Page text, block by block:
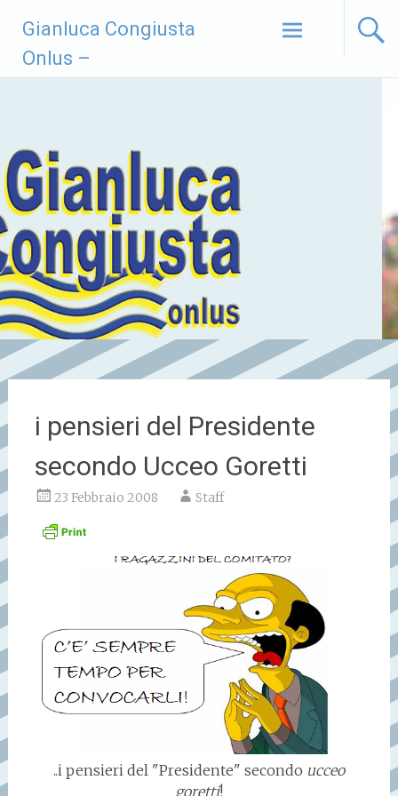
contenuto
Gianluca Congiusta
Onlus –
i pensieri del Presidente
secondo Ucceo Goretti
23 Febbraio 2008 Staff
..i pensieri del "Presidente" secondo ucceo
goretti!